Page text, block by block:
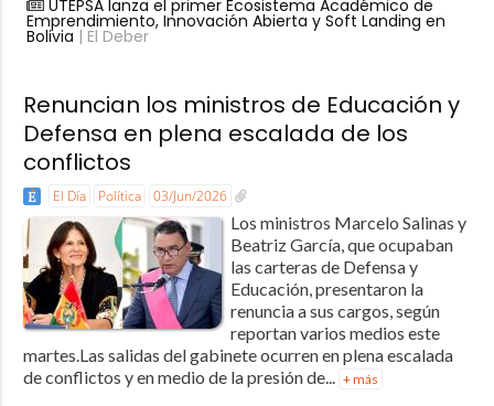
UTEPSA lanza el primer Ecosistema Académico de
Emprendimiento, Innovación Abierta y Soft Landing en
Bolivia | El Deber
Renuncian los ministros de Educación y
Defensa en plena escalada de los
conflictos
El Día Política 03/Jun/2026
Los ministros Marcelo Salinas y
Beatriz García, que ocupaban
las carteras de Defensa y
Educación, presentaron la
renuncia a sus cargos, según
reportan varios medios este
martes.Las salidas del gabinete ocurren en plena escalada
de conflictos y en medio de la presión de...
+ más